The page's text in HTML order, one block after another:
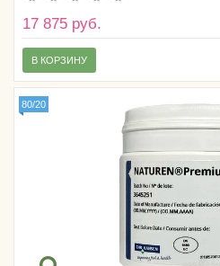
17 875 руб.
В КОРЗИНУ
80/20